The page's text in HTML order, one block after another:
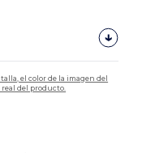
el color de la imagen del
del producto.